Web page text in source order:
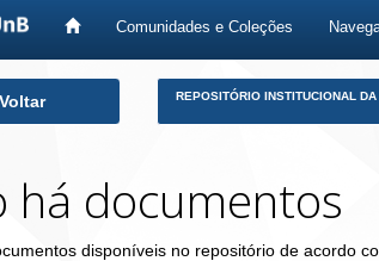
Comunidades e Coleções
Voltar REPOSITÓRIO INSTITUCIONAL DA
há documentos
disponíveis no repositório de acordo